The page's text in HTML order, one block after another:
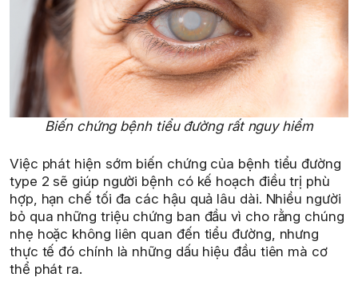
Biến chứng bệnh tiểu đường rất nguy hiểm
Việc phát hiện sớm biến chứng của bệnh tiểu đường
type 2 sẽ giúp người bệnh có kế hoạch điều trị phù
hợp, hạn chế tối đa các hậu quả lâu dài. Nhiều người
bỏ qua những triệu chứng ban đầu vì cho rằng chúng
nhẹ hoặc không liên quan đến tiểu đường, nhưng
thực tế đó chính là những dấu hiệu đầu tiên mà cơ
thể phát ra.